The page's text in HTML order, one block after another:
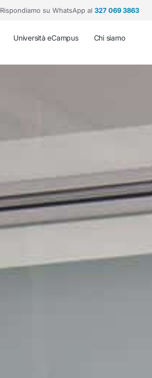
Rispondiamo su WhatsApp al 327 069 3863
Università eCampus Chi siamo